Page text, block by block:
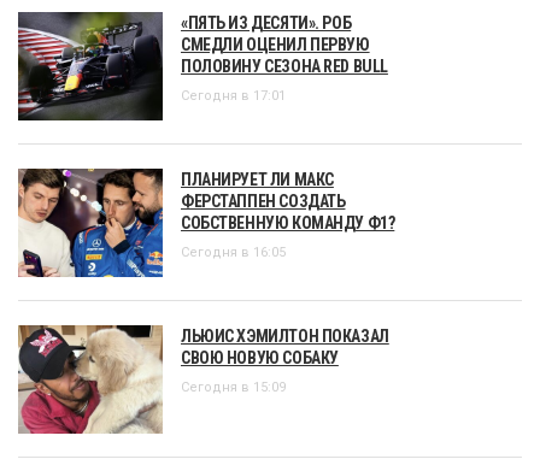
«ПЯТЬ ИЗ ДЕСЯТИ». РОБ
СМЕДЛИ ОЦЕНИЛ ПЕРВУЮ
ПОЛОВИНУ СЕЗОНА RED BULL
Сегодня в 17:01
ПЛАНИРУЕТ ЛИ МАКС
ФЕРСТАППЕН СОЗДАТЬ
СОБСТВЕННУЮ КОМАНДУ Ф1?
Сегодня в 16:05
ЛЬЮИС ХЭМИЛТОН ПОКАЗАЛ
СВОЮ НОВУЮ СОБАКУ
Сегодня в 15:09